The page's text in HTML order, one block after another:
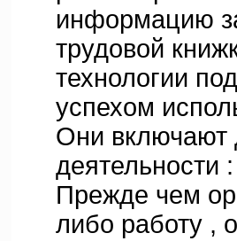
информацию
трудовой
технологии
успехом
Они включают
деятельности
Прежде чем
либо работу ,